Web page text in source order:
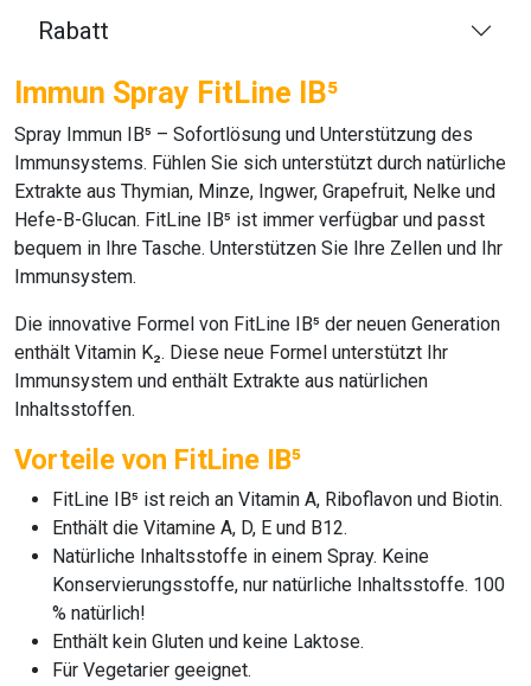
Rabatt
Immun Spray FitLine IB⁵
Spray Immun IB⁵ – Sofortlösung und Unterstützung des
Immunsystems. Fühlen Sie sich unterstützt durch natürliche
Extrakte aus Thymian, Minze, Ingwer, Grapefruit, Nelke und
Hefe-B-Glucan. FitLine IB⁵ ist immer verfügbar und passt
bequem in Ihre Tasche. Unterstützen Sie Ihre Zellen und Ihr
Immunsystem.
Die innovative Formel von FitLine IB⁵ der neuen Generation
enthält Vitamin K₂. Diese neue Formel unterstützt Ihr
Immunsystem und enthält Extrakte aus natürlichen
Inhaltsstoffen.
Vorteile von FitLine IB⁵
FitLine IB⁵ ist reich an Vitamin A, Riboflavon und Biotin.
Enthält die Vitamine A, D, E und B12.
Natürliche Inhaltsstoffe in einem Spray. Keine
Konservierungsstoffe, nur natürliche Inhaltsstoffe. 100
% natürlich!
Enthält kein Gluten und keine Laktose.
Für Vegetarier geeignet.